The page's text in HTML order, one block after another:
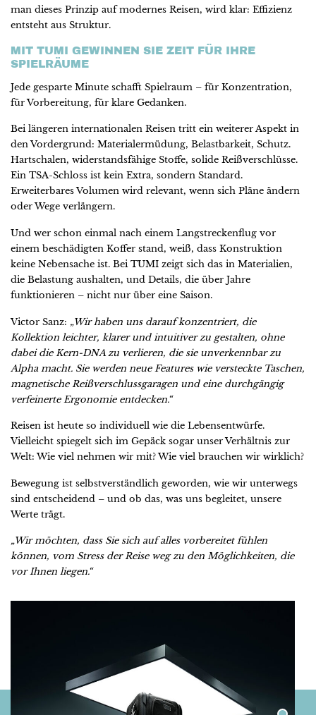
man dieses Prinzip auf modernes Reisen, wird klar: Effizienz
entsteht aus Struktur.
MIT TUMI GEWINNEN SIE ZEIT FÜR IHRE
SPIELRÄUME
Jede gesparte Minute schafft Spielraum – für Konzentration,
für Vorbereitung, für klare Gedanken.
Bei längeren internationalen Reisen tritt ein weiterer Aspekt in
den Vordergrund: Materialermüdung, Belastbarkeit, Schutz.
Hartschalen, widerstandsfähige Stoffe, solide Reißverschlüsse.
Ein TSA-Schloss ist kein Extra, sondern Standard.
Erweiterbares Volumen wird relevant, wenn sich Pläne ändern
oder Wege verlängern.
Und wer schon einmal nach einem Langstreckenflug vor
einem beschädigten Koffer stand, weiß, dass Konstruktion
keine Nebensache ist. Bei TUMI zeigt sich das in Materialien,
die Belastung aushalten, und Details, die über Jahre
funktionieren – nicht nur über eine Saison.
Victor Sanz: „Wir haben uns darauf konzentriert, die
Kollektion leichter, klarer und intuitiver zu gestalten, ohne
dabei die Kern-DNA zu verlieren, die sie unverkennbar zu
Alpha macht. Sie werden neue Features wie versteckte Taschen,
magnetische Reißverschlussgaragen und eine durchgängig
verfeinerte Ergonomie entdecken.“
Reisen ist heute so individuell wie die Lebensentwürfe.
Vielleicht spiegelt sich im Gepäck sogar unser Verhältnis zur
Welt: Wie viel nehmen wir mit? Wie viel brauchen wir wirklich?
Bewegung ist selbstverständlich geworden, wie wir unterwegs
sind entscheidend – und ob das, was uns begleitet, unsere
Werte trägt.
„Wir möchten, dass Sie sich auf alles vorbereitet fühlen
können, vom Stress der Reise weg zu den Möglichkeiten, die
vor Ihnen liegen.“